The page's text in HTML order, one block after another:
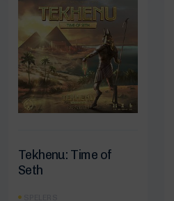
Tekhenu: Time of
Seth